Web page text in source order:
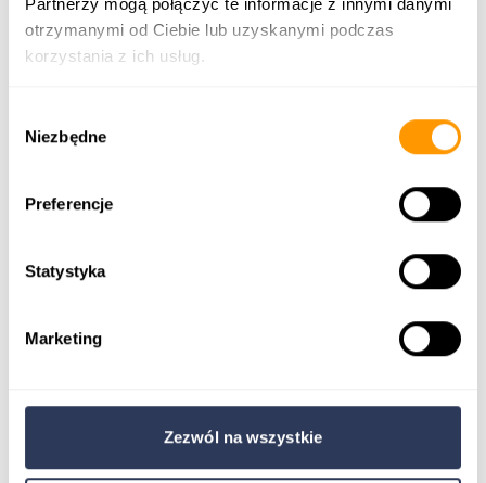
otrzymanymi od Ciebie lub uzyskanymi podczas
korzystania z ich usług.
zgody
Niezbędne
Preferencje
Statystyka
Marketing
Zezwól na wszystkie
Automatyczne zamówienia do
zamówieniom.
finansami i księgowością.